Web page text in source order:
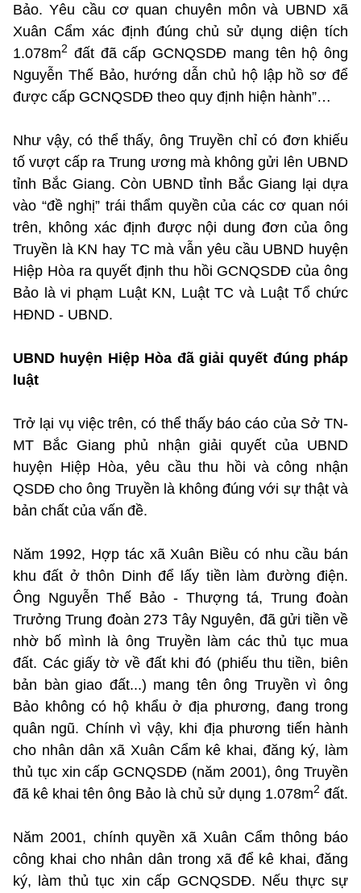
Bảo. Yêu cầu cơ quan chuyên môn và UBND xã
Xuân Cẩm xác định đúng chủ sử dụng diện tích
1.078m2 đất đã cấp GCNQSDĐ mang tên hộ ông
Nguyễn Thế Bảo, hướng dẫn chủ hộ lập hồ sơ để
được cấp GCNQSDĐ theo quy định hiện hành”…
Như vậy, có thể thấy, ông Truyền chỉ có đơn khiếu
tố vượt cấp ra Trung ương mà không gửi lên UBND
tỉnh Bắc Giang. Còn UBND tỉnh Bắc Giang lại dựa
vào “đề nghị” trái thẩm quyền của các cơ quan nói
trên, không xác định được nội dung đơn của ông
Truyền là KN hay TC mà vẫn yêu cầu UBND huyện
Hiệp Hòa ra quyết định thu hồi GCNQSDĐ của ông
Bảo là vi phạm Luật KN, Luật TC và Luật Tổ chức
HĐND - UBND.
UBND huyện Hiệp Hòa đã giải quyết đúng pháp
luật
Trở lại vụ việc trên, có thể thấy báo cáo của Sở TN-
MT Bắc Giang phủ nhận giải quyết của UBND
huyện Hiệp Hòa, yêu cầu thu hồi và công nhận
QSDĐ cho ông Truyền là không đúng với sự thật và
bản chất của vấn đề.
Năm 1992, Hợp tác xã Xuân Biều có nhu cầu bán
khu đất ở thôn Dinh để lấy tiền làm đường điện.
Ông Nguyễn Thế Bảo - Thượng tá, Trung đoàn
Trưởng Trung đoàn 273 Tây Nguyên, đã gửi tiền về
nhờ bố mình là ông Truyền làm các thủ tục mua
đất. Các giấy tờ về đất khi đó (phiếu thu tiền, biên
bản bàn giao đất...) mang tên ông Truyền vì ông
Bảo không có hộ khẩu ở địa phương, đang trong
quân ngũ. Chính vì vậy, khi địa phương tiến hành
cho nhân dân xã Xuân Cẩm kê khai, đăng ký, làm
thủ tục xin cấp GCNQSDĐ (năm 2001), ông Truyền
đã kê khai tên ông Bảo là chủ sử dụng 1.078m2 đất.
Năm 2001, chính quyền xã Xuân Cẩm thông báo
công khai cho nhân dân trong xã để kê khai, đăng
ký, làm thủ tục xin cấp GCNQSDĐ. Nếu thực sự